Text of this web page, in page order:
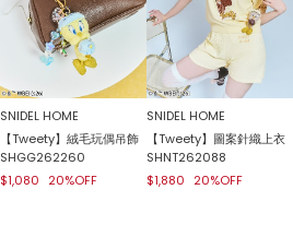
SNIDEL HOME
【Tweety】絨毛玩偶吊飾
SHGG262260
$1,080
20%OFF
SNIDEL HOME
【Tweety】圖案針織上衣
SHNT262088
$1,880
20%OFF